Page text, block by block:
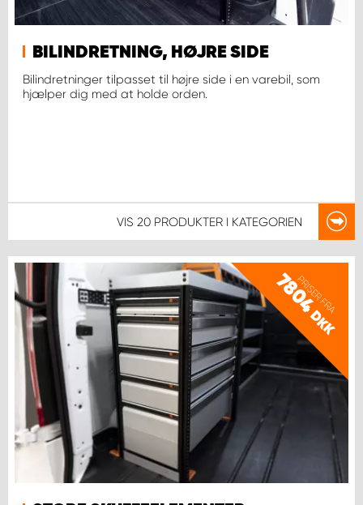
BILINDRETNING, HØJRE SIDE
Bilindretninger tilpasset til højre side i en varebil, som
hjælper dig med at holde orden.
VIS 20 PRODUKTER I KATEGORIEN
PRISER FRA
7804
DKK